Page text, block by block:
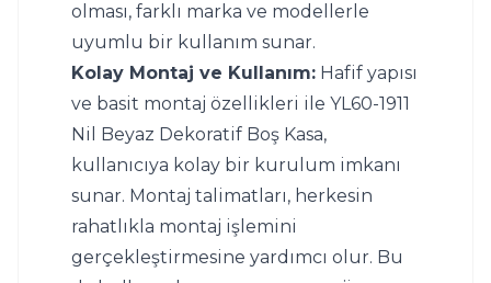
olması, farklı marka ve modellerle
uyumlu bir kullanım sunar.
Kolay Montaj ve Kullanım: Hafif yapısı
ve basit montaj özellikleri ile YL60-1911
Nil Beyaz Dekoratif Boş Kasa,
kullanıcıya kolay bir kurulum imkanı
sunar. Montaj talimatları, herkesin
rahatlıkla montaj işlemini
gerçekleştirmesine yardımcı olur. Bu